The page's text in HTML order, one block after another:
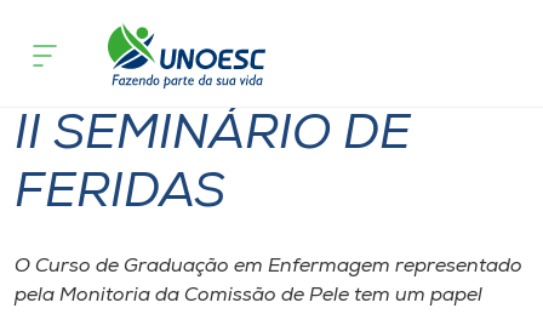
Cursos
Onde estamos
Pesquisa
Atendimento ao Estudante
II SEMINÁRIO DE
FERIDAS
O Curso de Graduação em Enfermagem representado
pela Monitoria da Comissão de Pele tem um papel